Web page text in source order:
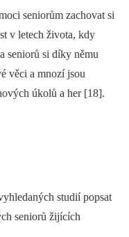
seniorům zachovat si
v letech života, kdy
seniorů si díky němu
věci a mnozí jsou
úkolů a her [18].
studií popsat
seniorů žijících